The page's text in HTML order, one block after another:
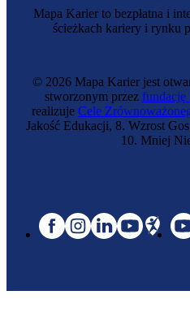
Mapa Karier to bezpłatna i
ścieżkach kariery i rynku
© 2026 Mapa Karier jest
stworzonym przez fundację
realizuje Cele
Jakość Edukacji, 8. Wzrost
10. Mniej